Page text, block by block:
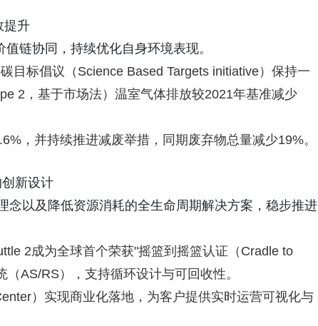
提升
链协同，持续优化自身环境表现。
目标倡议（Science Based Targets initiative）保持一
2，基于市场法）温室气体排放较2021年基准减少
，并持续推进减废举措，同期废弃物总量减少19%。
新设计
念以及降低资源消耗的全生命周期解决方案，稳步推进
2成为全球首个荣获"摇篮到摇篮认证（Cradle to
AS/RS），支持循环设计与可回收性。
）实现商业化落地，为客户提供实时运营可视化与